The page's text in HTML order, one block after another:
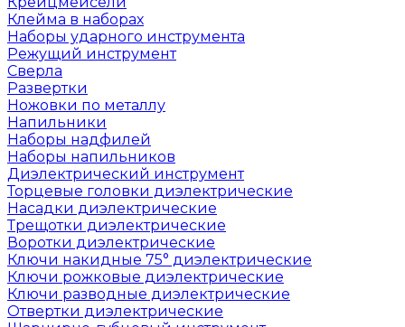
Клейма в наборах
Наборы ударного инструмента
Режущий инструмент
Сверла
Развертки
Ножовки по металлу
Напильники
Наборы надфилей
Наборы напильников
Диэлектрический инструмент
Торцевые головки диэлектрические
Насадки диэлектрические
Трещотки диэлектрические
Воротки диэлектрические
Ключи накидные 75° диэлектрические
Ключи рожковые диэлектрические
Ключи разводные диэлектрические
Отвертки диэлектрические